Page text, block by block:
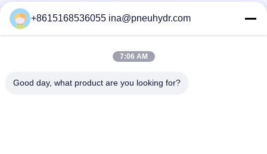
SZLFG-Kwantitatieve de Automaat Hoge Betrouwbaarheid van
de Drukindicator
Het Vet Smerende Pomp 4 Mpa AC 380 Volt 50 Herz van
NBSANMINSE SDR5-34Z met Overstromingsklep voor
+8615168536055 ina@pneuhydr.com
7:06 AM
Good day, what product are you looking for?